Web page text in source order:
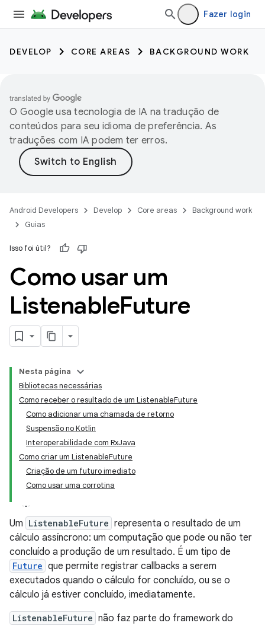
Fazer login
DEVELOP CORE AREAS BACKGROUND WORK
O Google usa tecnologia de IA na tradução de
conteúdos para seu idioma de preferência. As
traduções com IA podem ter erros.
Android Developers Develop Core areas
Background work
Guias
Isso foi útil?
Como usar um
ListenableFuture
Nesta página
Bibliotecas necessárias
Como receber o resultado de um ListenableFuture
Como adicionar uma chamada de retorno
Suspensão no Kotlin
Interoperabilidade com RxJava
Como criar um ListenableFuture
Criação de um futuro imediato
Como usar uma corrotina
Um ListenableFuture representa o resultado de um
cálculo assíncrono: um computação que pode ou não ter
concluído a produção de um resultado. É um tipo de
Future que permite registrar callbacks a serem
executados quando o cálculo for concluído, ou se o
cálculo já estiver concluído, imediatamente.
ListenableFuture não faz parte do framework do